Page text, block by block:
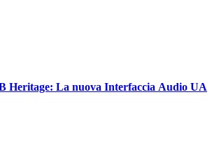
Heritage: La nuova Interfaccia Audio UA